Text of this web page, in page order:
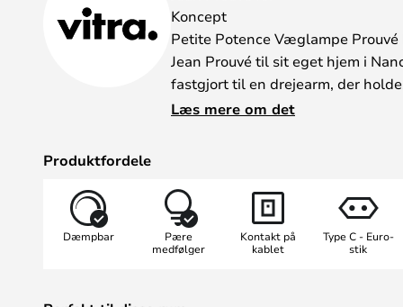
Koncept
Petite Potence Væglampe
Jean Prouvé til sit eget hjem i
fastgjort til en drejearm, der
lampe har et simpelt design, der
anderledes belysning over
Petite Potence, har samme
men med en svingarm på 103
Læs mere om det
Produktfordele
Dæmpbar
Pære
medfølger
Kontakt på
kablet
Type C - Euro-
stik